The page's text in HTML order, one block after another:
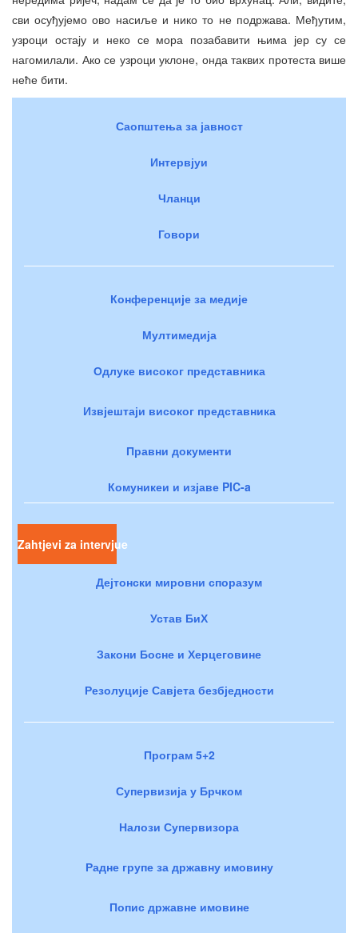
сви осуђујемо ово насиље и нико то не подржава. Међутим,
узроци остају и неко се мора позабавити њима јер су се
нагомилали. Ако се узроци уклоне, онда таквих протеста више
неће бити.
Саопштења за јавност
Интервјуи
Чланци
Говори
Конференције за медије
Мултимедија
Одлуке високог представника
Извјештаји високог представника
Правни документи
Комуникеи и изјаве PIC-a
Zahtjevi za intervjue
Дејтонски мировни споразум
Устав БиХ
Закони Босне и Херцеговине
Резолуције Савјета безбједности
Програм 5+2
Супервизија у Брчком
Налози Супервизора
Радне групе за државну имовину
Попис државне имовине